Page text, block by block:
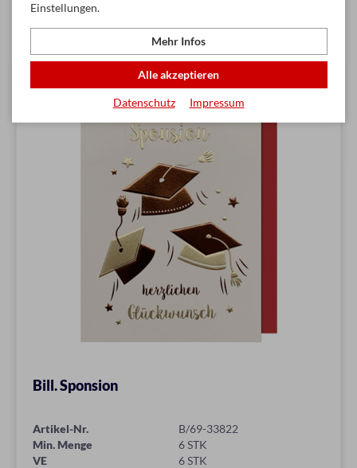
Filtern & Sortieren
Bill. Sponsion
Artikel-Nr.
B/69-33822
Min. Menge
6 STK
VE
6 STK
Einstellungen.
Mehr Infos
Alle akzeptieren
Datenschutz Impressum